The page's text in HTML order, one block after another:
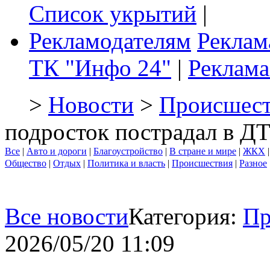
Список укрытий |
Рекламодателям
ТК "Инфо 24" |
> Новости >
подросток пострадал в
Все | Авто и дороги | Благоустройство | В стране и мире | ЖКХ
Общество | Отдых | Политика и власть | Происшествия | Разное
Все новостиКатегория:
2026/05/20 11:09